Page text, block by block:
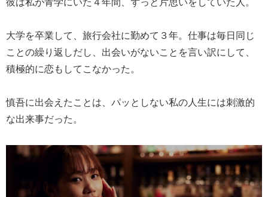
大学を卒業して、旅行会社に勤めて３年。仕事は毎日同じ
ことの繰り返しだし、出会いがないことを言い訳にして、
積極的に恋もしてこなかった。
慎吾に出会えたことは、パッとしない私の人生には刺激的
な出来事だった。